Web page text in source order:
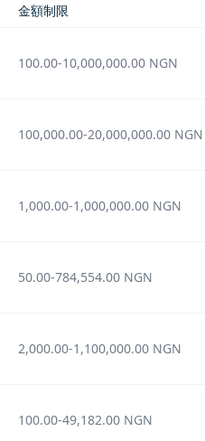
金額制限
100.00-10,000,000.00 NGN
100,000.00-20,000,000.00 NGN
1,000.00-1,000,000.00 NGN
50.00-784,554.00 NGN
2,000.00-1,100,000.00 NGN
100.00-49,182.00 NGN